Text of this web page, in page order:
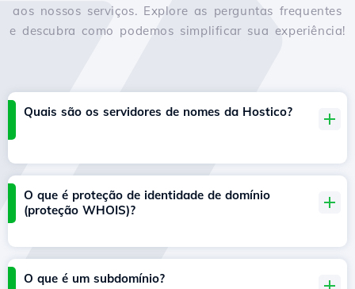
aos nossos serviços. Explore as perguntas frequentes
e descubra como podemos simplificar sua experiência!
Quais são os servidores de nomes da Hostico?
O que é proteção de identidade de domínio
(proteção WHOIS)?
O que é um subdomínio?